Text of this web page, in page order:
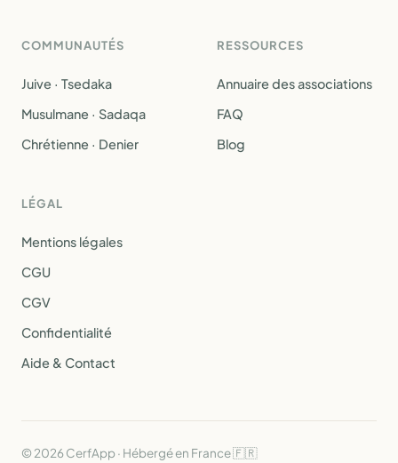
COMMUNAUTÉS
Juive · Tsedaka
Musulmane · Sadaqa
Chrétienne · Denier
RESSOURCES
Annuaire des associations
FAQ
Blog
LÉGAL
Mentions légales
CGU
CGV
Confidentialité
Aide & Contact
© 2026 CerfApp · Hébergé en France 🇫🇷